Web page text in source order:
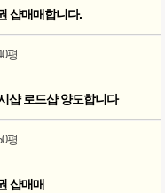
샵매매합니다.
평
샵 로드샵 양도합니다
평
샵매매